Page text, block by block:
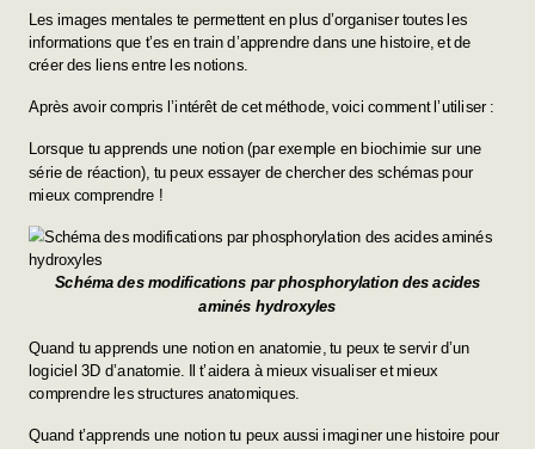
Les images mentales te permettent en plus d’organiser toutes les
informations que t’es en train d’apprendre dans une histoire, et de
créer des liens entre les notions.
Après avoir compris l’intérêt de cet méthode, voici comment l’utiliser :
Lorsque tu apprends une notion (par exemple en biochimie sur une
série de réaction), tu peux essayer de chercher des schémas pour
mieux comprendre !
Schéma des modifications par phosphorylation des acides
aminés hydroxyles
Quand tu apprends une notion en anatomie, tu peux te servir d’un
logiciel 3D d’anatomie. Il t’aidera à mieux visualiser et mieux
comprendre les structures anatomiques.
Quand t’apprends une notion tu peux aussi imaginer une histoire pour